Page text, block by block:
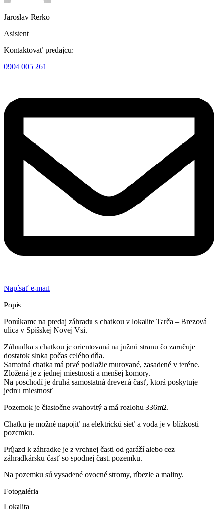
Jaroslav Rerko
Asistent
Kontaktovať predajcu:
0904 005 261
Napísať e-mail
Popis
Ponúkame na predaj záhradu s chatkou v lokalite Tarča – Brezová
ulica v Spišskej Novej Vsi.
Záhradka s chatkou je orientovaná na južnú stranu čo zaručuje
dostatok slnka počas celého dňa.
Samotná chatka má prvé podlažie murované, zasadené v teréne.
Zložená je z jednej miestnosti a menšej komory.
Na poschodí je druhá samostatná drevená časť, ktorá poskytuje
jednu miestnosť.
Pozemok je čiastočne svahovitý a má rozlohu 336m2.
Chatku je možné napojiť na elektrickú sieť a voda je v blízkosti
pozemku.
Príjazd k záhradke je z vrchnej časti od garáží alebo cez
záhradkársku časť so spodnej časti pozemku.
Na pozemku sú vysadené ovocné stromy, ríbezle a maliny.
Fotogaléria
Lokalita